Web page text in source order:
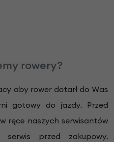
rowery?
aby rower dotarł do Was
gotowy do jazdy. Przed
ręce naszych serwisantów
serwis przed zakupowy.